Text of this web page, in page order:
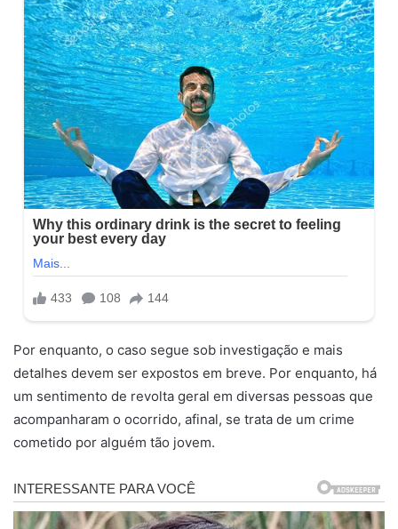
Por enquanto, o caso segue sob investigação e mais
detalhes devem ser expostos em breve. Por enquanto, há
um sentimento de revolta geral em diversas pessoas que
acompanharam o ocorrido, afinal, se trata de um crime
cometido por alguém tão jovem.